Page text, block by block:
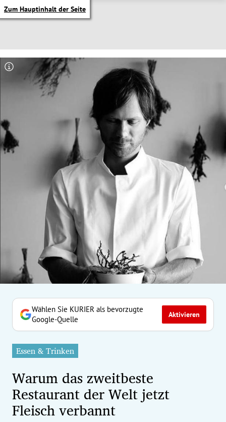
Zum Hauptinhalt der Seite
Untermenü
Untermenü
Untermenü
Untermenü
Untermenü
Untermenü
Untermenü
Untermenü
Untermenü
Wählen Sie KURIER als bevorzugte
Google-Quelle
Aktivieren
Essen & Trinken
Warum das zweitbeste
Restaurant der Welt jetzt
Fleisch verbannt